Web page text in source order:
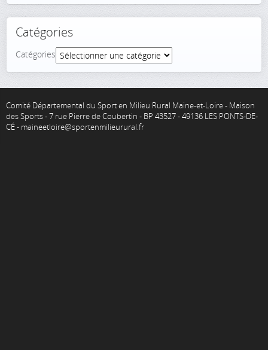
Catégories
Catégories
Comité Départemental du Sport en Milieu Rural Maine-et-Loire - Maison
des Sports - 7 rue Pierre de Coubertin - BP 43527 - 49136 LES PONTS-DE-
CÉ - maineetloire@sportenmilieurural.fr